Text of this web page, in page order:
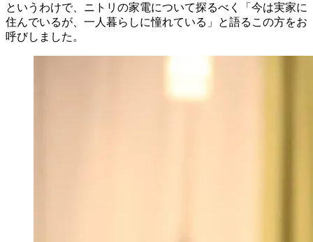
というわけで、ニトリの家電について探るべく「 今は実家に
住んでいるが、一人暮らしに憧れている 」と語るこの方をお
呼びしました。